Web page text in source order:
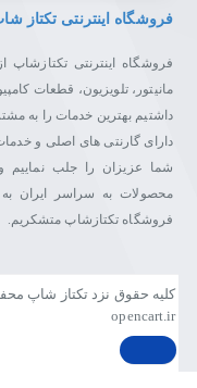
فروشگاه اینترنتی تکتاز
مانیتور، تلویزیون، قطعات
داشتیم بهترین خدمات را به
دارای گارنتی های اصلی و
شما عزیزان را جلب
محصولات به سراسر ایران
فروشگاه تکتازشاپ متشکریم.
کلیه حقوق نزد تکتاز شاپ
opencart.ir